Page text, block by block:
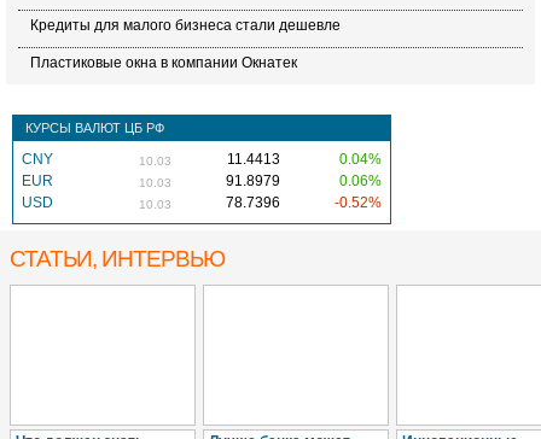
Кредиты для малого бизнеса стали дешевле
Пластиковые окна в компании Окнатек
КУРСЫ ВАЛЮТ ЦБ РФ
CNY 10.03 11.4413
0.04%
EUR
10.03 91.8979
0.06%
USD
10.03 78.7396 -0.52%
СТАТЬИ, ИНТЕРВЬЮ